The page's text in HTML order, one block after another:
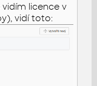
licence v
vidí toto: